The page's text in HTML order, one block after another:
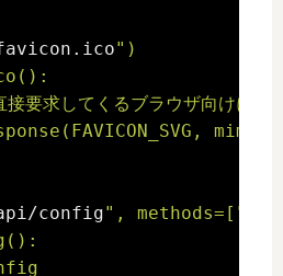
")
要求してくるブラウザ向けにも
config", methods=["